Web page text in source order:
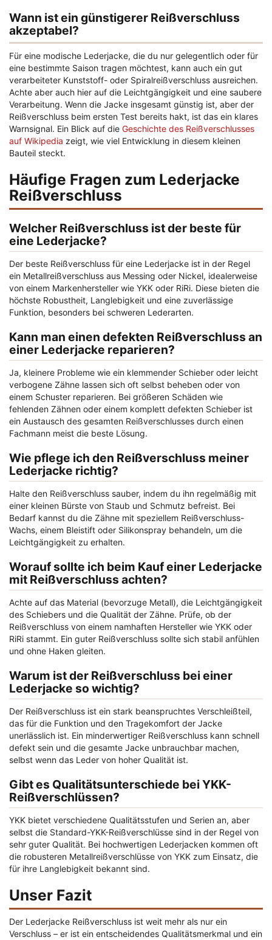
Wann ist ein günstigerer Reißverschluss
akzeptabel?
Für eine modische Lederjacke, die du nur gelegentlich oder für
eine bestimmte Saison tragen möchtest, kann auch ein gut
verarbeiteter Kunststoff- oder Spiralreißverschluss ausreichen.
Achte aber auch hier auf die Leichtgängigkeit und eine saubere
Verarbeitung. Wenn die Jacke insgesamt günstig ist, aber der
Reißverschluss beim ersten Test bereits hakt, ist das ein klares
Warnsignal. Ein Blick auf die Geschichte des Reißverschlusses
auf Wikipedia zeigt, wie viel Entwicklung in diesem kleinen
Bauteil steckt.
Häufige Fragen zum Lederjacke
Reißverschluss
Welcher Reißverschluss ist der beste für
eine Lederjacke?
Der beste Reißverschluss für eine Lederjacke ist in der Regel
ein Metallreißverschluss aus Messing oder Nickel, idealerweise
von einem Markenhersteller wie YKK oder RiRi. Diese bieten die
höchste Robustheit, Langlebigkeit und eine zuverlässige
Funktion, besonders bei schweren Lederarten.
Kann man einen defekten Reißverschluss an
einer Lederjacke reparieren?
Ja, kleinere Probleme wie ein klemmender Schieber oder leicht
verbogene Zähne lassen sich oft selbst beheben oder von
einem Schuster reparieren. Bei größeren Schäden wie
fehlenden Zähnen oder einem komplett defekten Schieber ist
ein Austausch des gesamten Reißverschlusses durch einen
Fachmann meist die beste Lösung.
Wie pflege ich den Reißverschluss meiner
Lederjacke richtig?
Halte den Reißverschluss sauber, indem du ihn regelmäßig mit
einer kleinen Bürste von Staub und Schmutz befreist. Bei
Bedarf kannst du die Zähne mit speziellem Reißverschluss-
Wachs, einem Bleistift oder Silikonspray behandeln, um die
Leichtgängigkeit zu erhalten.
Worauf sollte ich beim Kauf einer Lederjacke
mit Reißverschluss achten?
Achte auf das Material (bevorzuge Metall), die Leichtgängigkeit
des Schiebers und die Qualität der Zähne. Prüfe, ob der
Reißverschluss von einem namhaften Hersteller wie YKK oder
RiRi stammt. Ein guter Reißverschluss sollte sich stabil anfühlen
und ohne Haken gleiten.
Warum ist der Reißverschluss bei einer
Lederjacke so wichtig?
Der Reißverschluss ist ein stark beanspruchtes Verschleißteil,
das für die Funktion und den Tragekomfort der Jacke
unerlässlich ist. Ein minderwertiger Reißverschluss kann schnell
defekt sein und die gesamte Jacke unbrauchbar machen,
selbst wenn das Leder von hoher Qualität ist.
Gibt es Qualitätsunterschiede bei YKK-
Reißverschlüssen?
YKK bietet verschiedene Qualitätsstufen und Serien an, aber
selbst die Standard-YKK-Reißverschlüsse sind in der Regel von
sehr guter Qualität. Bei hochwertigen Lederjacken kommen oft
die robusteren Metallreißverschlüsse von YKK zum Einsatz, die
für ihre Langlebigkeit bekannt sind.
Unser Fazit
Der Lederjacke Reißverschluss ist weit mehr als nur ein
Verschluss – er ist ein entscheidendes Qualitätsmerkmal und ein